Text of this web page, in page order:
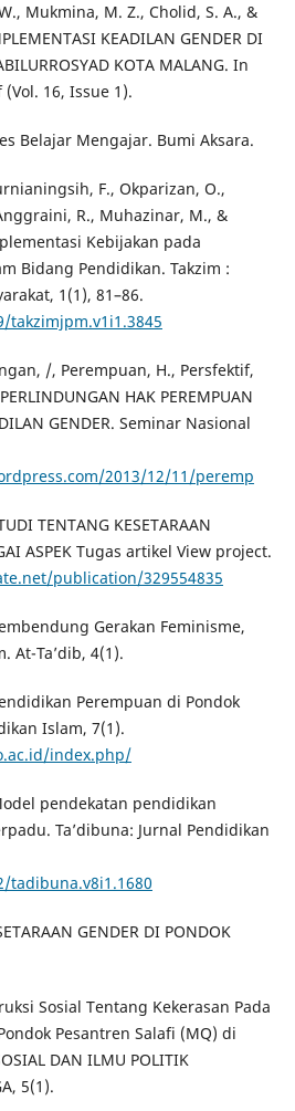
Mukmina, M. Z., Cholid, S. A., &
KEADILAN GENDER DI
KOTA MALANG. In
16, Issue 1).
Belajar Mengajar. Bumi Aksara.
F., Okparizan, O.,
R., Muhazinar, M., &
Kebijakan pada
Bidang Pendidikan. Takzim :
1(1), 81–86.
/, Perempuan, H., Persfektif,
HAK PEREMPUAN
GENDER. Seminar Nasional
2013/12/11/peremp
TENTANG KESETARAAN
ASPEK Tugas artikel View project.
publication/329554835
Gerakan Feminisme,
At-Ta’dib, 4(1).
Perempuan di Pondok
Islam, 7(1).
index.php/
pendekatan pendidikan
Ta’dibuna: Jurnal Pendidikan
tadibuna.v8i1.1680
GENDER DI PONDOK
Sosial Tentang Kekerasan Pada
Pesantren Salafi (MQ) di
DAN ILMU POLITIK
5(1).